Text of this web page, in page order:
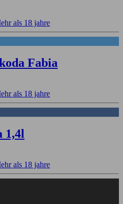
als 18 jahre
Fabia
als 18 jahre
1,4l
als 18 jahre